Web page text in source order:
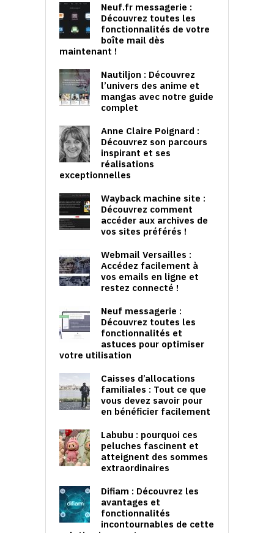
Neuf.fr messagerie :
Découvrez toutes les
fonctionnalités de votre
boîte mail dès
maintenant !
Nautiljon : Découvrez
l’univers des anime et
mangas avec notre guide
complet
Anne Claire Poignard :
Découvrez son parcours
inspirant et ses
réalisations
exceptionnelles
Wayback machine site :
Découvrez comment
accéder aux archives de
vos sites préférés !
Webmail Versailles :
Accédez facilement à
vos emails en ligne et
restez connecté !
Neuf messagerie :
Découvrez toutes les
fonctionnalités et
astuces pour optimiser
votre utilisation
Caisses d’allocations
familiales : Tout ce que
vous devez savoir pour
en bénéficier facilement
Labubu : pourquoi ces
peluches fascinent et
atteignent des sommes
extraordinaires
Difiam : Découvrez les
avantages et
fonctionnalités
incontournables de cette